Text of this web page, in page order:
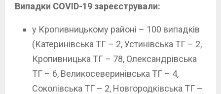
Випадки COVID-19 зареєстрували:
у Кропивницькому районі – 100 випадків
(Катеринівська ТГ – 2, Устинівська ТГ – 2,
Кропивницька ТГ – 78, Олександрівська
ТГ – 6, Великосеверинівська ТГ – 4,
Соколівська ТГ – 2, Новгородківська ТГ –